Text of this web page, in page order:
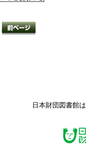
日本財団図書館